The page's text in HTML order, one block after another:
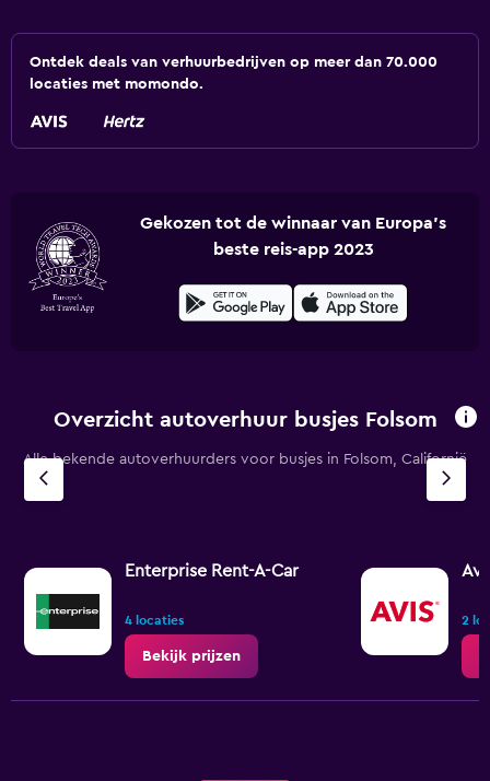
Ontdek deals van verhuurbedrijven op meer dan 70.000
locaties met momondo.
Gekozen tot de winnaar van Europa's
beste reis-app 2023
Overzicht autoverhuur busjes Folsom
Alle bekende autoverhuurders voor busjes in Folsom, Californië
Enterprise Rent-A-Car
4 locaties
Bekijk prijzen
2